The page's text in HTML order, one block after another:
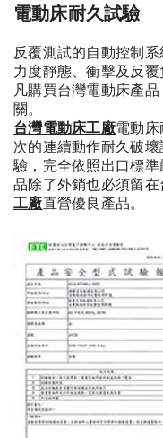
電動床耐久試驗
反覆測試的自動控制
力度靜態、衝擊及反
凡購買台灣電動床產
關。
台灣電動床工廠電動
次的連續動作耐久破
驗，完全依照出口標
品除了外銷也必須留
工廠直營優良產品。